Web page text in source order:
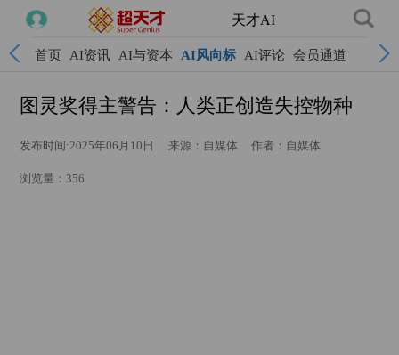
天才AI
首页 AI资讯 AI与资本 AI风向标 AI评论 会员通道
图灵奖得主警告：人类正创造失控物种
发布时间:2025年06月10日 来源：自媒体 作者：自媒体
浏览量：356